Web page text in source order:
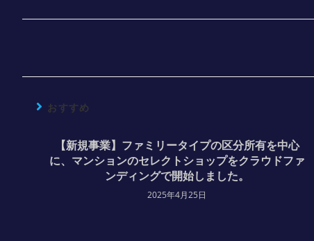
おすすめ
【新規事業】ファミリータイプの区分所有を中心
に、マンションのセレクトショップをクラウドファ
ンディングで開始しました。
2025年4月25日